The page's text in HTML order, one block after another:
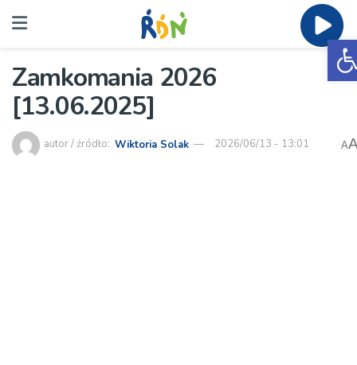
Zamkomania 2026
[13.06.2025]
autor / źródło: Wiktoria Solak 2026/06/13 - 13:01 A